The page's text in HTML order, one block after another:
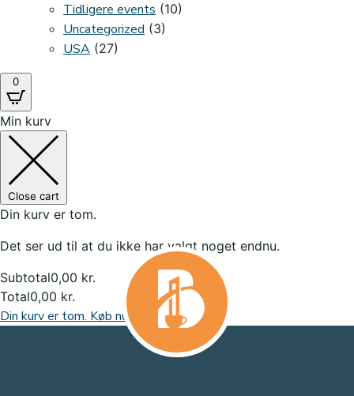
Tidligere events (10)
Uncategorized (3)
USA (27)
0
Min kurv
Close cart
Din kurv er tom.
Det ser ud til at du ikke har valgt noget endnu.
Subtotal0,00 kr.
Total0,00 kr.
Din kurv er tom. Køb nu